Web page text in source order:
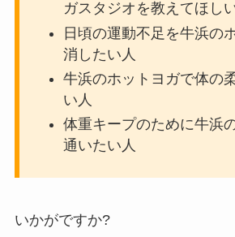
ガスタジオを教えてほし
日頃の運動不足を牛浜の
消したい人
牛浜のホットヨガで体の
い人
体重キープのために牛浜
通いたい人
いかがですか?